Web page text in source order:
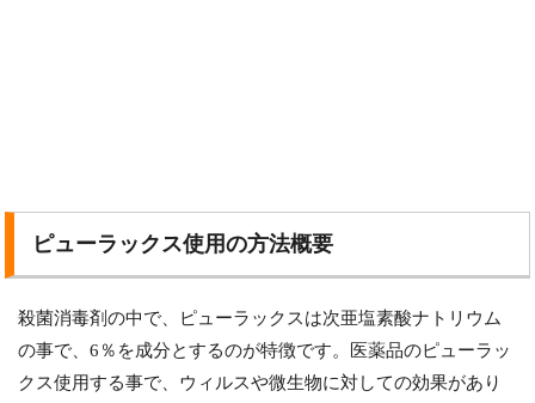
ピューラックス使用の方法概要
殺菌消毒剤の中で、ピューラックスは次亜塩素酸ナトリウム
の事で、6％を成分とするのが特徴です。医薬品のピューラッ
クス使用する事で、ウィルスや微生物に対しての効果があり